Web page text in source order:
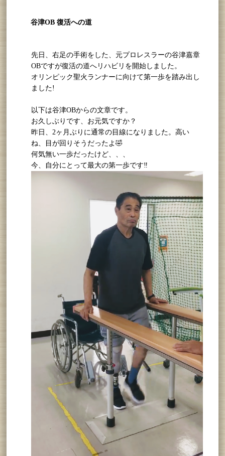
谷津OB 復活への道
先日、右足の手術をした、元プロレスラーの谷津嘉章
OBですが復活の道へリハビリを開始しました。
オリンピック聖火ランナーに向けて第一歩を踏み出し
ました!
以下は谷津OBからの文章です。
お久しぶりです、お元気ですか？
昨日、2ヶ月ぶりに通常の目線になりました。高い
ね、目が回りそうだったよ🤣
何気無い一歩だったけど、、、
今、自分にとって最大の第一歩です‼️